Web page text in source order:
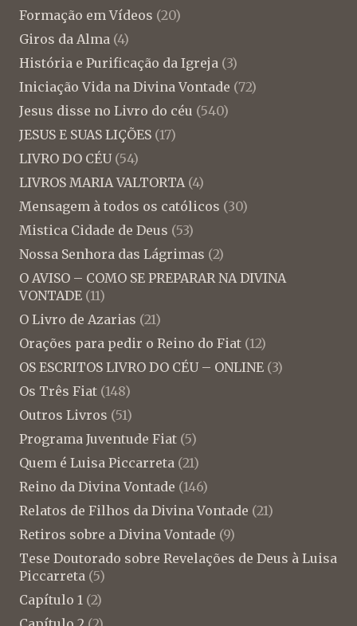
Formação em Vídeos (20)
Giros da Alma (4)
História e Purificação da Igreja (3)
Iniciação Vida na Divina Vontade (72)
Jesus disse no Livro do céu (540)
JESUS E SUAS LIÇÕES (17)
LIVRO DO CÉU (54)
LIVROS MARIA VALTORTA (4)
Mensagem à todos os católicos (30)
Mistica Cidade de Deus (53)
Nossa Senhora das Lágrimas (2)
O AVISO – COMO SE PREPARAR NA DIVINA
VONTADE (11)
O Livro de Azarias (21)
Orações para pedir o Reino do Fiat (12)
OS ESCRITOS LIVRO DO CÉU – ONLINE (3)
Os Três Fiat (148)
Outros Livros (51)
Programa Juventude Fiat (5)
Quem é Luisa Piccarreta (21)
Reino da Divina Vontade (146)
Relatos de Filhos da Divina Vontade (21)
Retiros sobre a Divina Vontade (9)
Tese Doutorado sobre Revelações de Deus à Luisa
Piccarreta (5)
Capítulo 1 (2)